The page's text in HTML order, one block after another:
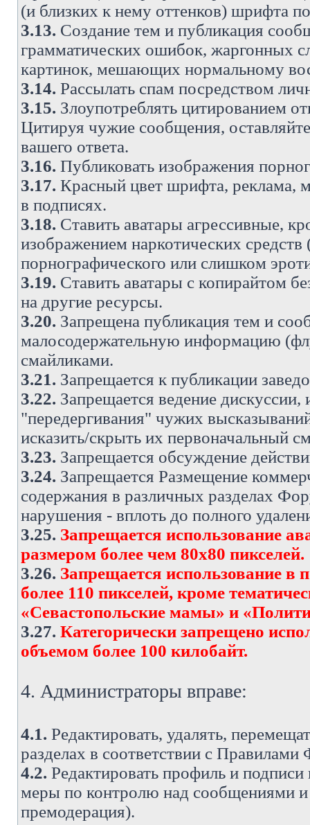
(и близких к нему оттенков) шрифта
3.13. Создание тем и публикация
грамматических ошибок, жаргонных
картинок, мешающих нормальному
3.14. Рассылать спам посредством
3.15. Злоупотреблять цитированием
Цитируя чужие сообщения,
вашего ответа.
3.16. Публиковать изображения
3.17. Красный цвет шрифта, реклама,
в подписях.
3.18. Ставить аватары агрессивные,
изображением наркотических
порнографического или слишком
3.19. Ставить аватары с копирайтом
на другие ресурсы.
3.20. Запрещена публикация тем и
малосодержательную информацию
смайликами.
3.21. Запрещается к публикации
3.22. Запрещается ведение
"передергивания" чужих
исказить/скрыть их первоначальный
3.23. Запрещается обсуждение
3.24. Запрещается Размещение
содержания в различных разделах
нарушения - вплоть до полного
3.25. Запрещается использование
размером более чем 80х80 пикселей.
3.26. Запрещается использование в
более 110 пикселей, кроме
«Севастопольские мамы» и
3.27. Категорически запрещено
объемом более 100 килобайт.
4. Администраторы вправе:
4.1. Редактировать, удалять,
разделах в соответствии с
4.2. Редактировать профиль и
меры по контролю над сообщениями
премодерация).